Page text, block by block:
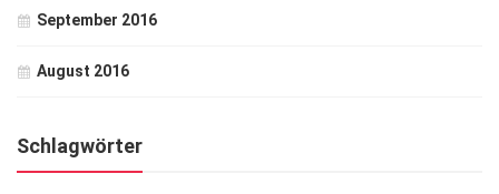
September 2016
August 2016
Schlagwörter